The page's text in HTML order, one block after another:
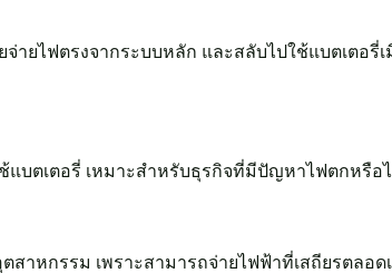
จ่ายไฟตรงจากระบบหลัก และสลับไปใช้แบตเตอ
บตเตอรี่ เหมาะสำหรับธุรกิจที่มีปัญหาไฟตกหรือ
ตสาหกรรม เพราะสามารถจ่ายไฟฟ้าที่เสถียรตล